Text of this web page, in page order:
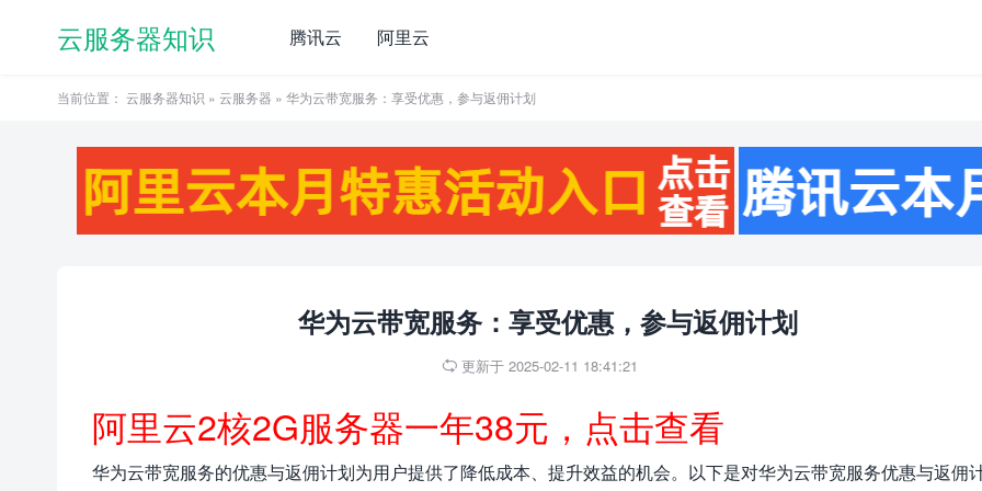
云服务器知识 腾讯云 阿里云
当前位置： 云服务器知识 » 云服务器 » 华为云带宽服务：享受优惠，参与返佣计划
华为云带宽服务：享受优惠，参与返佣计划
 更新于 2025-02-11 18:41:21
阿里云2核2G服务器一年38元，点击查看
华为云带宽服务的优惠与返佣计划为用户提供了降低成本、提升效益的机会。以下是对华为云带宽服务优惠与返佣